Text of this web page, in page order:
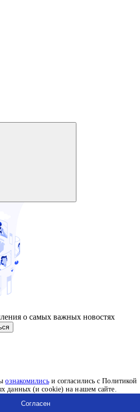
ознакомилисьи согласились с Политикой
данных (и cookie) на нашем сайте.
Согласен
о самых важных новостях